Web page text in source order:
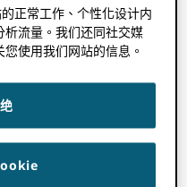
金來彌補組織參與
US$20,000
獎者，帶領觀眾踏
獲獎者學習 GPF 社
。這次網路研討會
普拉大學、Eko
和公共知識計
正常工作、个性化设计内
流量。我们还同社交媒
使用我们网站的信息。